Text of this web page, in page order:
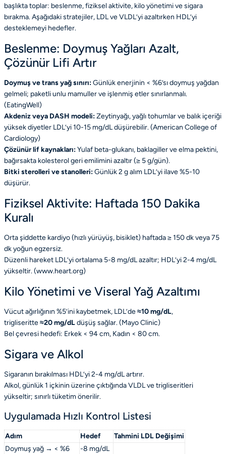
başlıkta toplar: beslenme, fiziksel aktivite, kilo yönetimi ve sigara
bırakma. Aşağıdaki stratejiler, LDL ve VLDL’yi azaltırken HDL’yi
desteklemeyi hedefler.
Beslenme: Doymuş Yağları Azalt,
Çözünür Lifi Artır
Doymuş ve trans yağ sınırı:Günlük enerjinin < %6’sı doymuş yağdan
gelmeli; paketli unlu mamuller ve işlenmiş etler sınırlanmalı.
(EatingWell)
Akdeniz veya DASH modeli:Zeytinyağı, yağlı tohumlar ve balık içeriği
yüksek diyetler LDL’yi 10-15 mg/dL düşürebilir. (American College of
Cardiology)
Çözünür lif kaynakları:Yulaf beta-glukanı, baklagiller ve elma pektini,
bağırsakta kolesterol geri emilimini azaltır (≥ 5 g/gün).
Bitki sterolleri ve stanolleri:Günlük 2 g alım LDL’yi ilave %5-10
düşürür.
Fiziksel Aktivite: Haftada 150 Dakika
Kuralı
Orta şiddette kardiyo (hızlı yürüyüş, bisiklet) haftada ≥ 150 dk veya 75
dk yoğun egzersiz.
Düzenli hareket LDL’yi ortalama 5-8 mg/dL azaltır; HDL’yi 2-4 mg/dL
yükseltir. (www.heart.org)
Kilo Yönetimi ve Viseral Yağ Azaltımı
Vücut ağırlığının %5’ini kaybetmek, LDL’de≈10 mg/dL,
trigliseritte≈20 mg/dLdüşüş sağlar. (Mayo Clinic)
Bel çevresi hedefi: Erkek < 94 cm, Kadın < 80 cm.
Sigara ve Alkol
Sigaranın bırakılması HDL’yi 2-4 mg/dL artırır.
Alkol, günlük 1 içkinin üzerine çıktığında VLDL ve trigliseritleri
yükseltir; sınırlı tüketim önerilir.
Uygulamada Hızlı Kontrol Listesi
Adım Hedef
Tahmini LDL Değişimi
Doymuş yağ → < %6
-8 mg/dL